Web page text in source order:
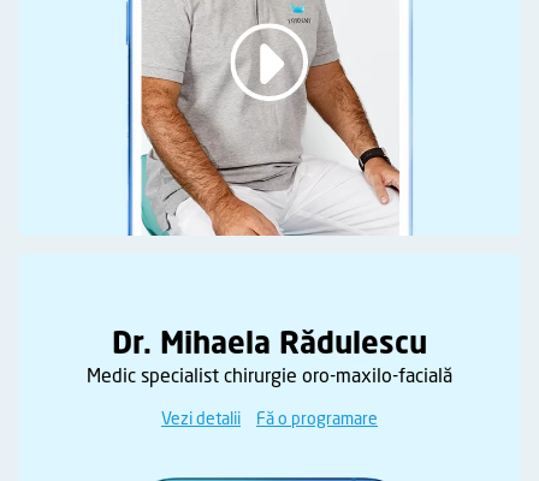
Dr. Mihaela Rădulescu
Medic specialist chirurgie oro-maxilo-facială
Vezi detalii Fă o programare